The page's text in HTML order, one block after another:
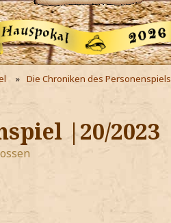
Die Chroniken des Personenspiels
|20/2023